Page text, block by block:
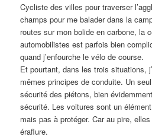
Cycliste des villes pour traverser
champs pour me balader dans la
routes sur mon bolide en carbone, la
automobilistes est parfois bien
quand j’enfourche le vélo de course.
Et pourtant, dans les trois situations,
mêmes principes de conduite. Un
sécurité des piétons, bien
sécurité. Les voitures sont un
mais pas à protéger. Car au pire,
éraflure.